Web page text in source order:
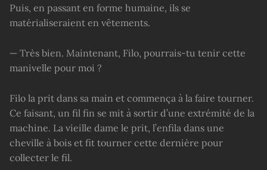
Puis, en passant en forme humaine, ils se
matérialiseraient en vêtements.
— Très bien. Maintenant, Filo, pourrais-tu tenir cette
manivelle pour moi ?
Filo la prit dans sa main et commença à la faire tourner.
Ce faisant, un fil fin se mit à sortir d’une extrémité de la
machine. La vieille dame le prit, l’enfila dans une
cheville à bois et fit tourner cette dernière pour
collecter le fil.